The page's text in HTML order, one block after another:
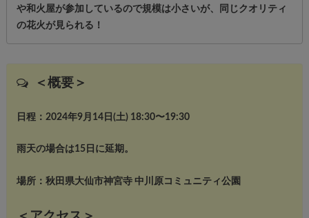
や和火屋が参加しているので規模は小さいが、同じクオリティ
の花火が見られる！
＜概要＞
日程：2024年9月14日(土) 18:30〜19:30
雨天の場合は15日に延期。
場所：秋田県大仙市神宮寺 中川原コミュニティ公園